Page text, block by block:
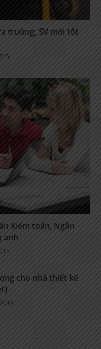
trường, SV mới tốt
Kiểm toán, Ngân
anh
cho nhà thiết kế